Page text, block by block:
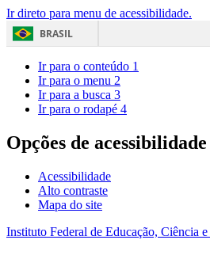
Ir direto para menu de acessibilidade.
BRASIL
Ir para o conteúdo 1
Ir para o menu 2
Ir para a busca 3
Ir para o rodapé 4
Opções de acessibilidade
Acessibilidade
Alto contraste
Mapa do site
Instituto Federal de Educação, Ciência